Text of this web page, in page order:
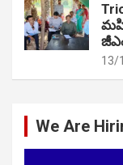
13/
We Are